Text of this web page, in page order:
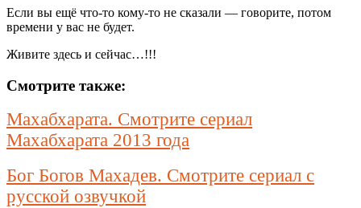
Если вы ещё что-то кому-то не сказали — говорите, потом
времени у вас не будет.
Живите здесь и сейчас…!!!
Смотрите также:
Махабхарата. Смотрите сериал
Махабхарата 2013 года
Бог Богов Махадев. Смотрите сериал с
русской озвучкой